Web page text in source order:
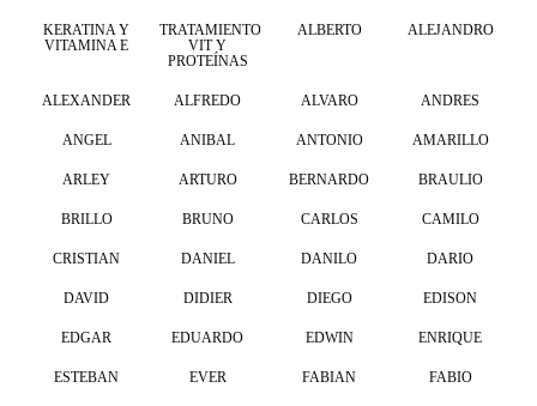
KERATINA Y
VITAMINA E
TRATAMIENTO
VIT Y
PROTEÍNAS
ALBERTO ALEJANDRO
ALEXANDER ALFREDO ALVARO ANDRES
ANGEL ANIBAL ANTONIO AMARILLO
ARLEY ARTURO BERNARDO BRAULIO
BRILLO BRUNO CARLOS CAMILO
CRISTIAN DANIEL DANILO DARIO
DAVID DIDIER DIEGO EDISON
EDGAR EDUARDO EDWIN ENRIQUE
ESTEBAN EVER FABIAN FABIO